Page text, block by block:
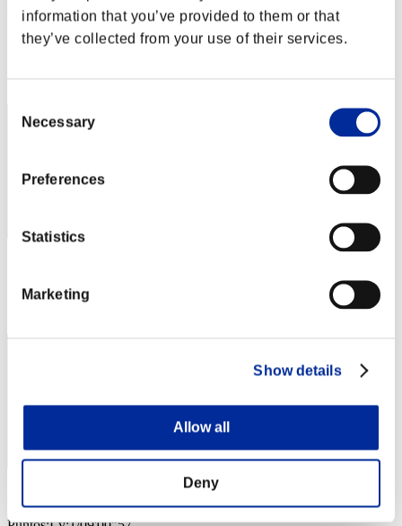
information that you’ve provided to them or that
they’ve collected from your use of their services.
Selection
Necessary
Preferences
Statistics
Marketing
Show details
Allow all
Deny
na-ga_re-kumo
Puntos:Lv:1/07'58"07
12
Posición